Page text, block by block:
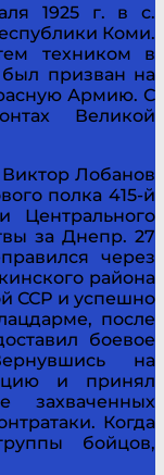
1925 г. в с.
Коми.
техником в
был призван на
Армию. С
Великой
Лобанов
полка 415-й
Центрального
за Днепр. 27
через
района
ССР и успешно
после
боевое
на
и принял
захваченных
Когда
бойцов,